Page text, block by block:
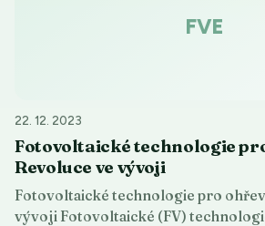
FVE
22. 12. 2023
Fotovoltaické technologie
Revoluce ve vývoji
Fotovoltaické technologie pro
vývoji Fotovoltaické (FV)